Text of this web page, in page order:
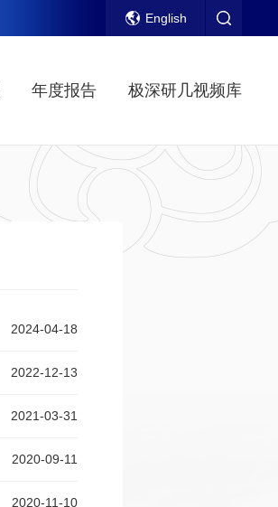
English
年度报告 极深研几视频库
2024-04-18
2022-12-13
2021-03-31
2020-09-11
2020-11-10